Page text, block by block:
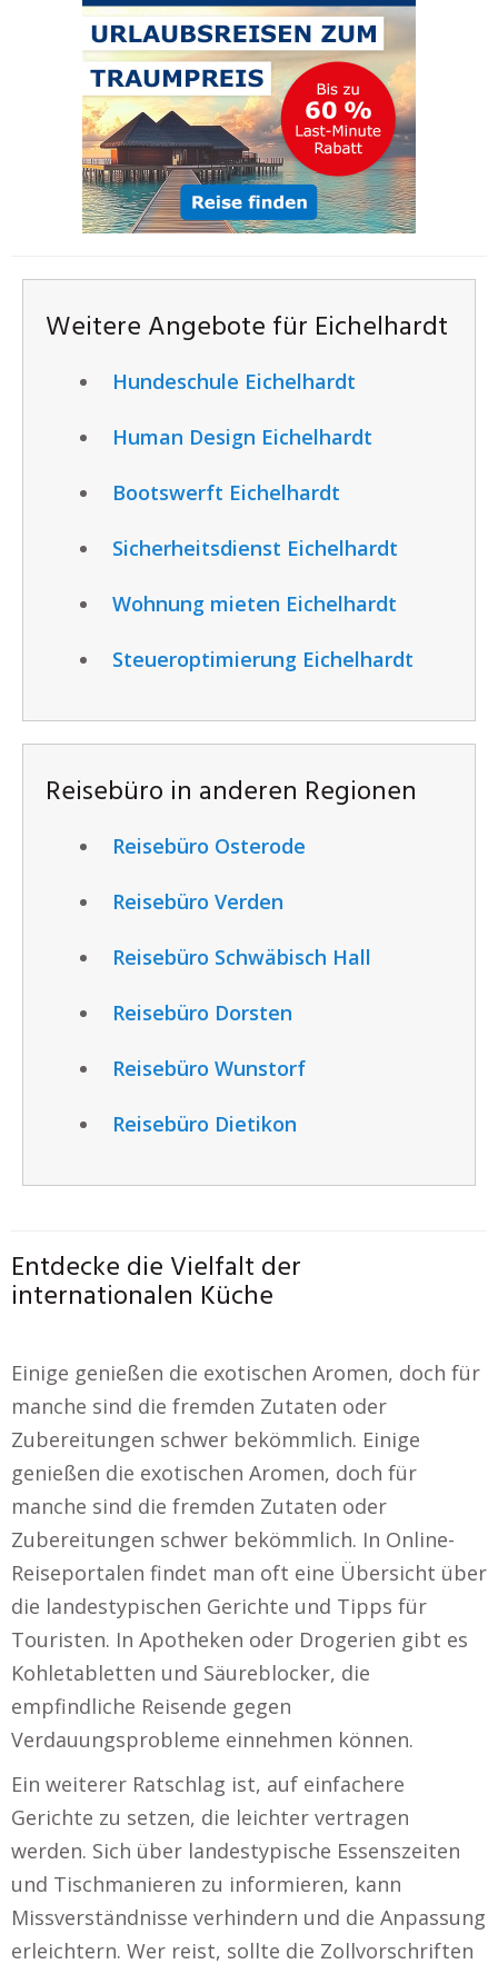
Weitere Angebote für Eichelhardt
Hundeschule Eichelhardt
Human Design Eichelhardt
Bootswerft Eichelhardt
Sicherheitsdienst Eichelhardt
Wohnung mieten Eichelhardt
Steueroptimierung Eichelhardt
Reisebüro in anderen Regionen
Reisebüro Osterode
Reisebüro Verden
Reisebüro Schwäbisch Hall
Reisebüro Dorsten
Reisebüro Wunstorf
Reisebüro Dietikon
Entdecke die Vielfalt der
internationalen Küche
Einige genießen die exotischen Aromen, doch für
manche sind die fremden Zutaten oder
Zubereitungen schwer bekömmlich. Einige
genießen die exotischen Aromen, doch für
manche sind die fremden Zutaten oder
Zubereitungen schwer bekömmlich. In Online-
Reiseportalen findet man oft eine Übersicht über
die landestypischen Gerichte und Tipps für
Touristen. In Apotheken oder Drogerien gibt es
Kohletabletten und Säureblocker, die
empfindliche Reisende gegen
Verdauungsprobleme einnehmen können.
Ein weiterer Ratschlag ist, auf einfachere
Gerichte zu setzen, die leichter vertragen
werden. Sich über landestypische Essenszeiten
und Tischmanieren zu informieren, kann
Missverständnisse verhindern und die Anpassung
erleichtern. Wer reist, sollte die Zollvorschriften